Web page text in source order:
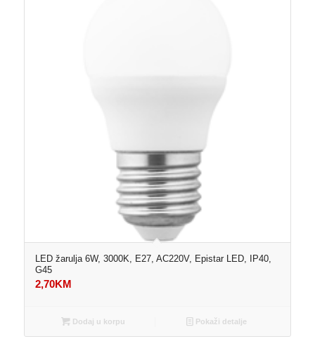
LED žarulja 6W, 3000K, E27, AC220V, Epistar LED, IP40,
G45
2,70KM
Dodaj u korpu Pokaži detalje